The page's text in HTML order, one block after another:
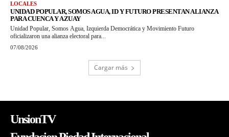
LOCALES
UNIDAD POPULAR, SOMOS AGUA, ID Y FUTURO PRESENTAN ALIANZA
PARA CUENCA Y AZUAY
Unidad Popular, Somos Agua, Izquierda Democrática y Movimiento Futuro
oficializaron una alianza electoral para...
07/08/2026
Cargar más
UnsionTV